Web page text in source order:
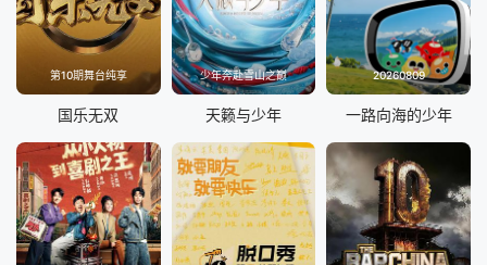
第10期舞台纯享
国乐无双
少年奔赴雪山之巅
天籁与少年
20260809
一路向海的少年